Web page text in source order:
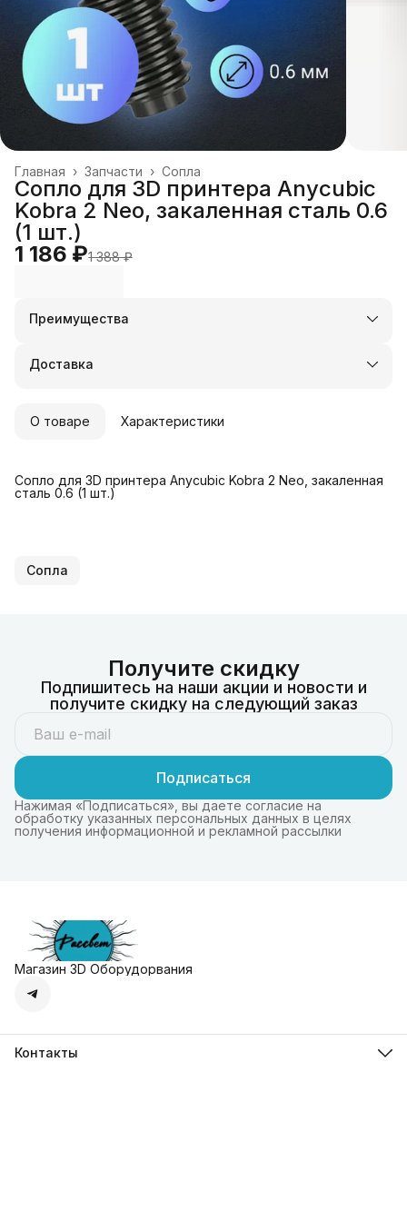
Сопла
Запчасти ›
Главная ›
Сопло для 3D принтера Anycubic
Kobra 2 Neo, закаленная сталь 0.6
(1 шт.)
1 186 ₽1 388 ₽
Преимущества
Оплата частями в Сплит
Удобный возврат
Доставка
О товаре Характеристики
Сопло для 3D принтера Anycubic Kobra 2 Neo, закаленная
сталь 0.6 (1 шт.)
Сопла
Получите скидку
Подпишитесь на наши акции и новости и
получите скидку на следующий заказ
Подписаться
Нажимая «Подписаться», вы даете согласие на
обработку указанных персональных данных в целях
получения информационной и рекламной рассылки
Магазин 3D Оборудорвания
Контакты